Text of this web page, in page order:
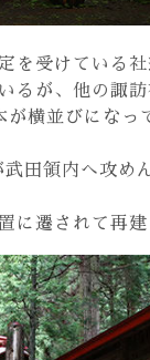
を受けている
るが、他の諏
が横並びになっ
田領内へ攻め
に遷されて再建